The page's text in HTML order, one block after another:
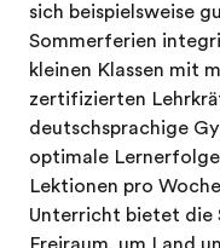
sich beispielsweise
Sommerferien
kleinen Klassen mit
zertifizierten
deutschsprachige
optimale
Lektionen pro
Unterricht bietet die